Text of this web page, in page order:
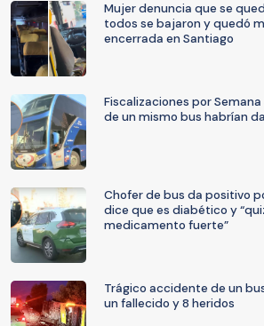
Mujer denuncia que se
todos se bajaron y quedó
encerrada en Santiago
Fiscalizaciones por
de un mismo bus habrían
Chofer de bus da positivo
dice que es diabético y
medicamento fuerte”
Trágico accidente de un
un fallecido y 8 heridos